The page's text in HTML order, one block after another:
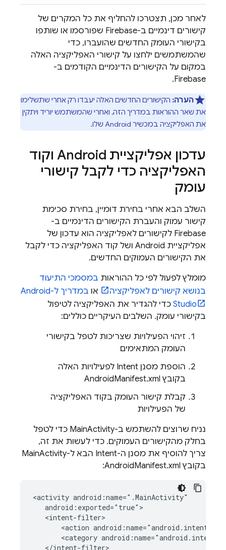
לאחר מכן, תצטרכו להחליף את כל המקרים של
קישורים דינמיים ב-Firebase שפורסמו או שותפו
בקישורי העומק החדשים שהועברו, כדי
שהמשתמשים ילחצו על קישורי האפליקציה האלה
במקום על הקישורים הדינמיים הקודמים ב-
Firebase.
הערה: הקישורים החדשים האלה יעבדו רק אחרי שתשלימו
את שאר ההוראות במדריך הזה, ואחרי שהמשתמש יוריד ויתקין
את האפליקציה במכשיר Android שלו.
עדכון אפליקציית Android וקוד
האפליקציה כדי לקבל קישורי
עומק
השלב הבא אחרי בחירת דומיין, בחירת סכימת
קישור עמוק והעברת הקישורים הדינמיים ב-
Firebase לקישורים לאפליקציה הוא עדכון של
אפליקציית Android ושל קוד האפליקציה כדי לקבל
את הקישורים העמוקים החדשים.
מומלץ לפעול לפי כל ההוראות במסמכי התיעוד
בנושא קישורים לאפליקציה
או
במדריך ל-Android
Studio כדי להגדיר את האפליקציה לטיפול
בקישורי עומק. השלבים העיקריים כוללים:
זיהוי הפעילויות שצריכות לטפל בקישורי
העומק המתאימים
הוספת מסנן Intent לפעילויות האלה
בקובץ AndroidManifest.xml
קבלת קישור העומק בקוד האפליקציה
של הפעילויות
נניח שרוצים להשתמש ב-MainActivity כדי לטפל
בחלק מהקישורים העמוקים. כדי לעשות את זה,
צריך להוסיף את מסנן ה-Intent הבא ל-MainActivity
בקובץ AndroidManifest.xml:
<activity
<action
<category